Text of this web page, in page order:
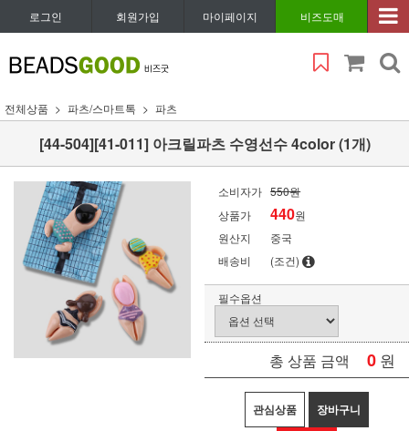
로그인 회원가입 마이페이지 비즈도매
전체상품 파츠/스마트톡 파츠
[44-504][41-011] 아크릴파츠 수영선수 4color (1개)
소비자가 550원
상품가
440원
원산지
중국
배송비
(조건)
필수옵션
총 상품 금액 0 원
관심상품 장바구니